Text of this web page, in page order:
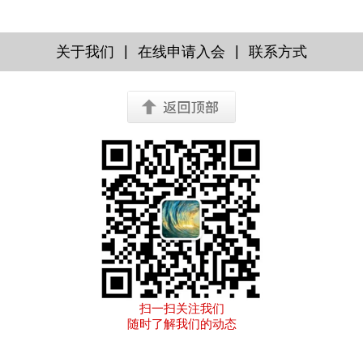
关于我们 在线申请入会 联系方式
扫一扫关注我们
随时了解我们的动态